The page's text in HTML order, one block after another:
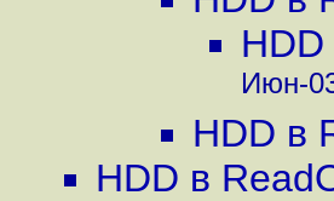
Июн-
HDD в
HDD в